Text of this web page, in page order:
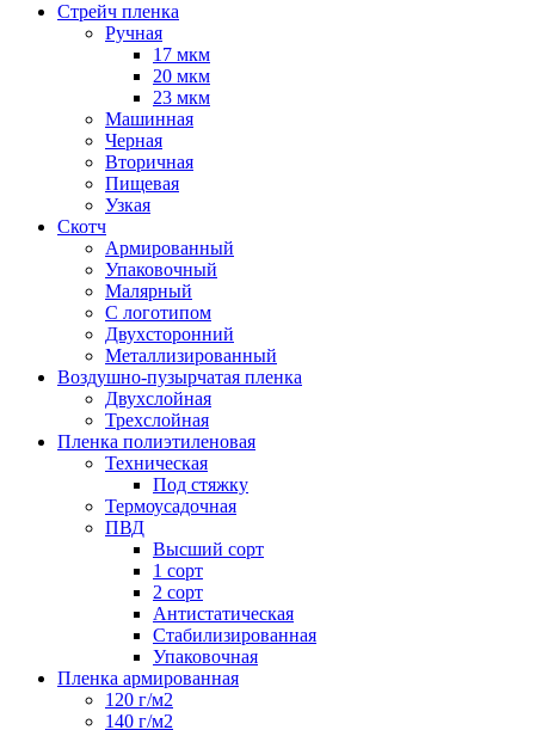
Стрейч пленка
Ручная
17 мкм
20 мкм
23 мкм
Машинная
Черная
Вторичная
Пищевая
Узкая
Скотч
Армированный
Упаковочный
Малярный
С логотипом
Двухсторонний
Металлизированный
Воздушно-пузырчатая пленка
Двухслойная
Трехслойная
Пленка полиэтиленовая
Техническая
Под стяжку
Термоусадочная
ПВД
Высший сорт
1 сорт
2 сорт
Антистатическая
Стабилизированная
Упаковочная
Пленка армированная
120 г/м2
140 г/м2